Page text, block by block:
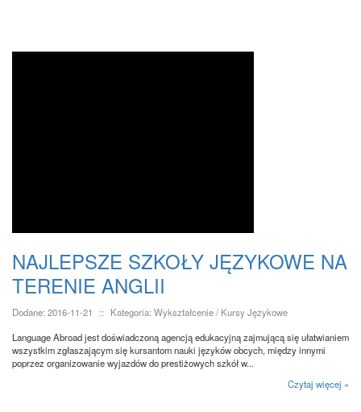
NAJLEPSZE SZKOŁY JĘZYKOWE NA
TERENIE ANGLII
Dodane: 2016-11-21 ::
Kategoria: Wykształcenie / Kursy Językowe
Language Abroad jest doświadczoną agencją edukacyjną zajmującą się ułatwianiem
wszystkim zgłaszającym się kursantom nauki języków obcych, między innymi
poprzez organizowanie wyjazdów do prestiżowych szkół w...
Czytaj więcej »